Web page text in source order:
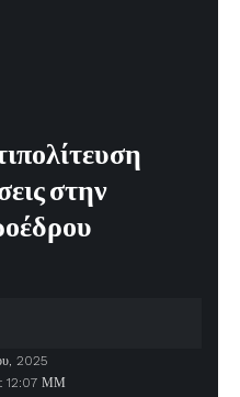
στην
12:07 ΜΜ
2025